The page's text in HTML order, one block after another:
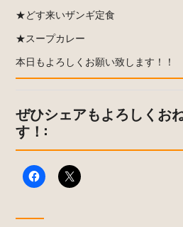
★どす来いザンギ定食
★スープカレー
本日もよろしくお願い致します！！
ぜひシェアもよろしくお
す！: